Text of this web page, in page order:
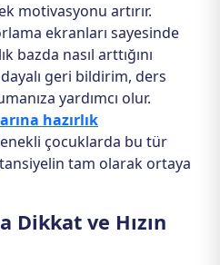
motivasyonu artırır.
ekranları sayesinde
bazda nasıl arttığını
geri bildirim, ders
yardımcı olur.
hazırlık
çocuklarda bu tür
tam olarak ortaya
Dikkat ve Hızın